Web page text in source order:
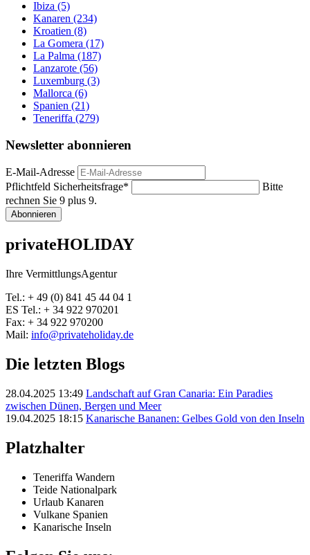
Ibiza (5)
Kanaren (234)
Kroatien (8)
La Gomera (17)
La Palma (187)
Lanzarote (56)
Luxemburg (3)
Mallorca (6)
Spanien (21)
Teneriffa (279)
Newsletter abonnieren
E-Mail-Adresse
Pflichtfeld Sicherheitsfrage*
Bitte
rechnen Sie 9 plus 9.
Abonnieren
privateHOLIDAY
Ihre VermittlungsAgentur
Tel.: + 49 (0) 841 45 44 04 1
ES Tel.: + 34 922 970201
Fax: + 34 922 970200
Mail: info@privateholiday.de
Die letzten Blogs
28.04.2025 13:49 Landschaft auf Gran Canaria: Ein Paradies
zwischen Dünen, Bergen und Meer
19.04.2025 18:15 Kanarische Bananen: Gelbes Gold von den Inseln
Platzhalter
Teneriffa Wandern
Teide Nationalpark
Urlaub Kanaren
Vulkane Spanien
Kanarische Inseln